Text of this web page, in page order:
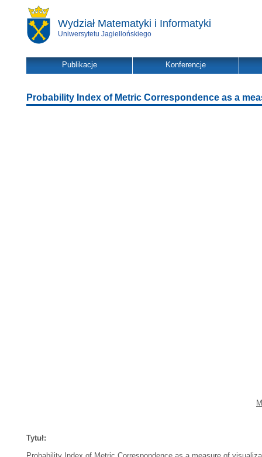
Wydział Matematyki i Informatyki
Uniwersytetu Jagiellońskiego
Publikacje Konferencje
Probability Index of Metric Correspondence as a
Tytuł: